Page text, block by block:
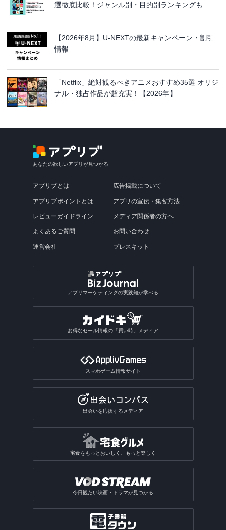
選徹底比較！ジャンル別・目的別ランキングも
【2026年8月】U-NEXTの最新キャンペーン・割引
情報
「Netflix」絶対観るべきアニメおすすめ35選 オリジ
ナル・独占作品が超充実！【2026年】
あなたの欲しいアプリが見つかる
アプリブとは
アプリブポイントとは
レビューガイドライン
よくあるご質問
運営会社
広告掲載について
アプリの宣伝・集客方法
メディア関係者の方へ
お問い合わせ
プレスキット
アプリマーケティングの実践知が学べる
お得なセール情報の「買い時」メディア
スマホゲーム情報サイト
出会いを応援するメディア
宅食をもっとおいしく、もっと楽しく
今日観たい映画・ドラマが見つかる